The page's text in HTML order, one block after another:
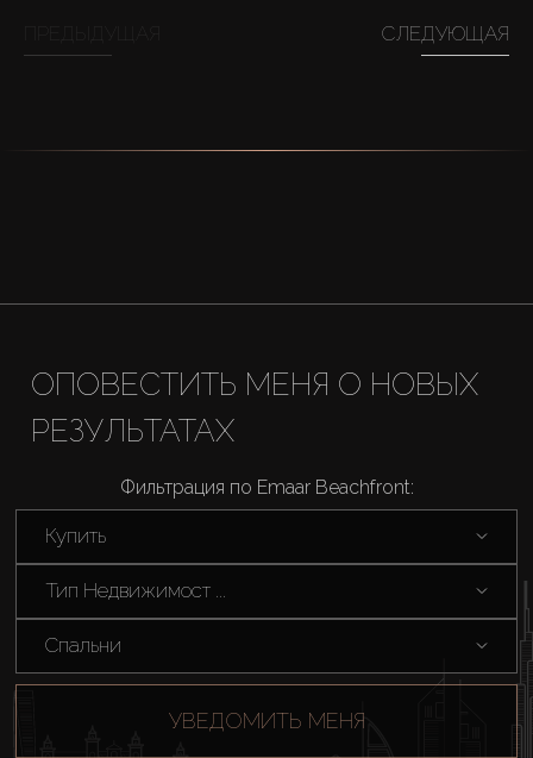
About Us
СЛЕДУЮЩАЯ
ОПОВЕСТИТЬ МЕНЯ О НОВЫХ
РЕЗУЛЬТАТАХ
Фильтрация по Emaar Beachfront:
Купить
Тип Недвижимост ...
Спальни
УВЕДОМИТЬ МЕНЯ